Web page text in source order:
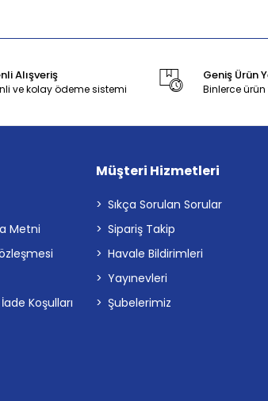
Alışveriş
ve kolay ödeme sistemi
Geniş Ürün
Binlerce
Metni
Koşulları
Müşteri Hizmetleri
Sıkça Sorulan Sorular
Sipariş Takip
Havale Bildirimleri
Yayınevleri
Şubelerimiz